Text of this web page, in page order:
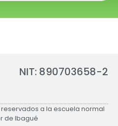
NIT: 890703658-2
a la escuela normal
de Ibagué